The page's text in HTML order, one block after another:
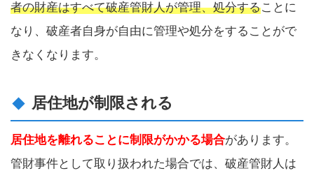
者の財産はすべて破産管財人が管理、処分することに
なり、破産者自身が自由に管理や処分をすることがで
きなくなります。
居住地が制限される
居住地を離れることに制限がかかる場合があります。
管財事件として取り扱われた場合では、破産管財人は